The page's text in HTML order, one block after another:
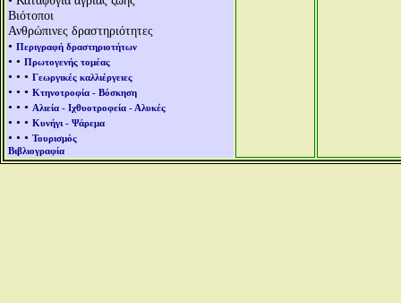
Βιότοποι
Ανθρώπινες δραστηριότητες
• Περιγραφή δραστηριοτήτων
• • Πρωτογενής τομέας
• • • Γεωργικές καλλιέργειες
• • • Κτηνοτροφία - Βόσκηση
• • • Αλιεία - Ιχθυοτροφεία - Αλυκές
• • • Κυνήγι - Ψάρεμα
• • • Τουρισμός
Βιβλιογραφία